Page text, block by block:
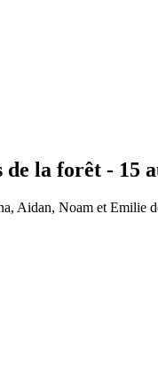
la forêt - 15
Aidan, Noam et Emilie